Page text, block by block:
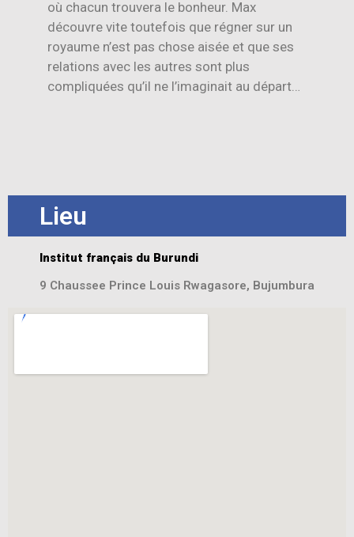
où chacun trouvera le bonheur. Max
découvre vite toutefois que régner sur un
royaume n’est pas chose aisée et que ses
relations avec les autres sont plus
compliquées qu’il ne l’imaginait au départ…
Lieu
Institut français du Burundi
9 Chaussee Prince Louis Rwagasore, Bujumbura